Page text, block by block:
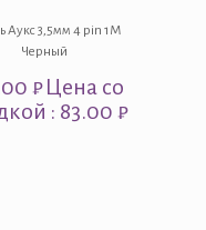
Аукс 3,5мм 4 pin 1М
Черный
₽Цена со
: 83.00 ₽